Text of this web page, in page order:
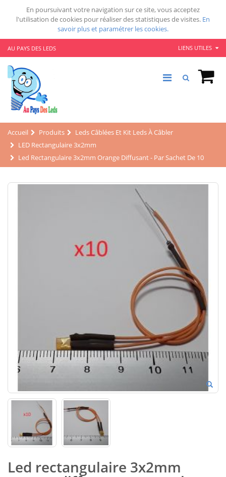
En poursuivant votre navigation sur ce site, vous acceptez
l'utilisation de cookies pour réaliser des statistiques de visites. En
savoir plus et paramétrer les cookies.
AU PAYS DES LEDS LIENS UTILES
Accueil Produits
Leds Câblées Et Kit Leds À Câbler
LED Rectangulaire 3x2mm
Led Rectangulaire 3x2mm Orange Diffusant - Par Sachet De 10
Led rectangulaire 3x2mm